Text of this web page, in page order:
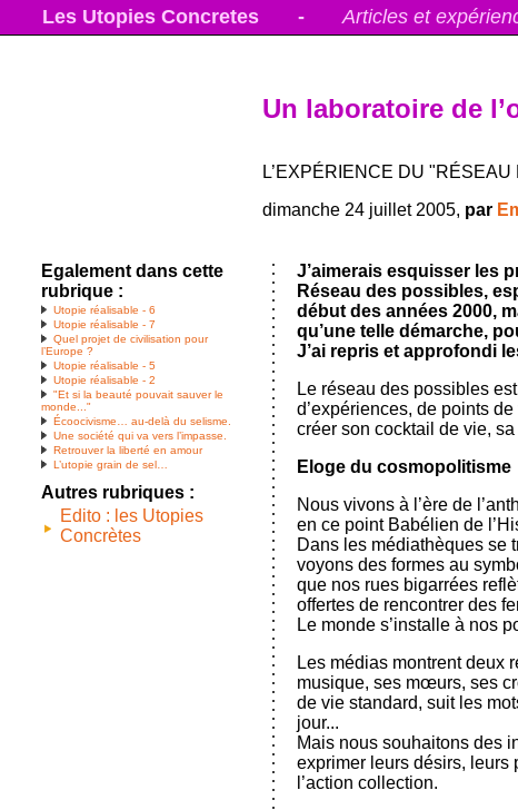
Les Utopies Concretes - Articles et
Un laboratoire de
L’EXPÉRIENCE DU
dimanche 24 juillet 2005, par
Egalement dans cette
rubrique :
Utopie réalisable - 6
Utopie réalisable - 7
Quel projet de civilisation pour
l’Europe ?
Utopie réalisable - 5
Utopie réalisable - 2
"Et si la beauté pouvait sauver le
monde..."
Écoocivisme… au-delà du selisme.
Une société qui va vers l’impasse.
Retrouver la liberté en amour
L’utopie grain de sel…
Autres rubriques :
Edito : les Utopies
Concrètes
J’aimerais esquisser les
Réseau des possibles,
début des années 2000,
qu’une telle démarche,
J’ai repris et approfondi
Le réseau des possibles
d’expériences, de points
créer son cocktail de vie,
Eloge du cosmopolitisme
Nous vivons à l’ère de
en ce point Babélien de
Dans les médiathèques se
voyons des formes au
que nos rues bigarrées
offertes de rencontrer des
Le monde s’installe à nos
Les médias montrent deux
musique, ses mœurs, ses
de vie standard, suit les
jour...
Mais nous souhaitons des
exprimer leurs désirs, leurs
l’action collection.